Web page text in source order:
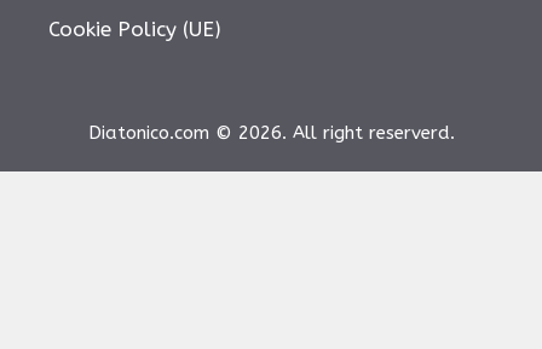
Cookie Policy (UE)
Diatonico.com © 2026. All right reserverd.